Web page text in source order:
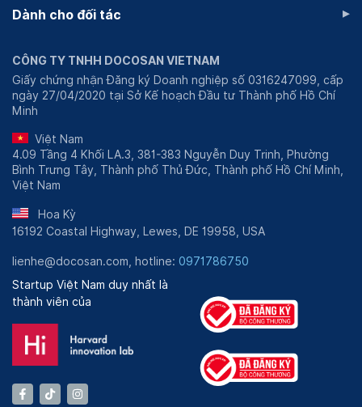
Dành cho đối tác ▸
CÔNG TY TNHH DOCOSAN VIETNAM
Giấy chứng nhận Đăng ký Doanh nghiệp số 0316247099, cấp
ngày 27/04/2020 tại Sở Kế hoạch Đầu tư Thành phố Hồ Chí
Minh
Việt Nam
4.09 Tầng 4 Khối LA.3, 381-383 Nguyễn Duy Trinh, Phường
Bình Trưng Tây, Thành phố Thủ Đức, Thành phố Hồ Chí Minh,
Việt Nam
Hoa Kỳ
16192 Coastal Highway, Lewes, DE 19958, USA
lienhe@docosan.com, hotline: 0971786750
Startup Việt Nam duy nhất là
thành viên của